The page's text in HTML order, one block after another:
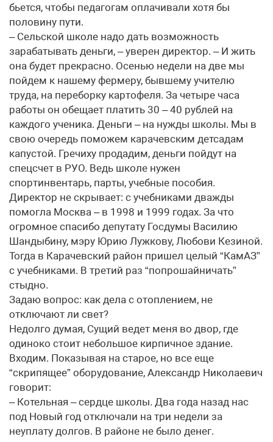
бьется, чтобы педагогам оплачивали хотя бы
половину пути.
– Сельской школе надо дать возможность
зарабатывать деньги, – уверен директор. – И жить
она будет прекрасно. Осенью недели на две мы
пойдем к нашему фермеру, бывшему учителю
труда, на переборку картофеля. За четыре часа
работы он обещает платить 30 – 40 рублей на
каждого ученика. Деньги – на нужды школы. Мы в
свою очередь поможем карачевским детсадам
капустой. Гречиху продадим, деньги пойдут на
спецсчет в РУО. Ведь школе нужен
спортинвентарь, парты, учебные пособия.
Директор не скрывает: с учебниками дважды
помогла Москва – в 1998 и 1999 годах. За что
огромное спасибо депутату Госдумы Василию
Шандыбину, мэру Юрию Лужкову, Любови Кезиной.
Тогда в Карачевский район пришел целый “КамАЗ”
с учебниками. В третий раз “попрошайничать”
стыдно.
Задаю вопрос: как дела с отоплением, не
отключают ли свет?
Недолго думая, Сущий ведет меня во двор, где
одиноко стоит небольшое кирпичное здание.
Входим. Показывая на старое, но все еще
“скрипящее” оборудование, Александр Николаевич
говорит:
– Котельная – сердце школы. Два года назад нас
под Новый год отключали на три недели за
неуплату долгов. В районе не было денег.